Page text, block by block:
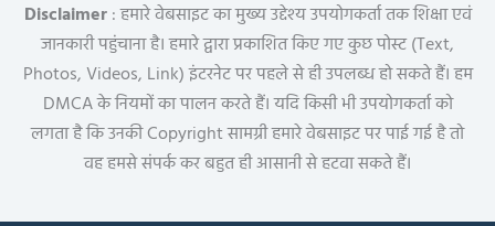
Disclaimer: हमारे वेबसाइट का मुख्य उद्देश्य उपयोगकर्ता तक शिक्षा एवं
जानकारी पहुंचाना है। हमारे द्वारा प्रकाशित किए गए कुछ पोस्ट (Text,
Photos, Videos, Link) इंटरनेट पर पहले से ही उपलब्ध हो सकते हैं। हम
DMCA के नियमों का पालन करते हैं। यदि किसी भी उपयोगकर्ता को
लगता है कि उनकी Copyright सामग्री हमारे वेबसाइट पर पाई गई है तो
वह हमसे संपर्क कर बहुत ही आसानी से हटवा सकते हैं।